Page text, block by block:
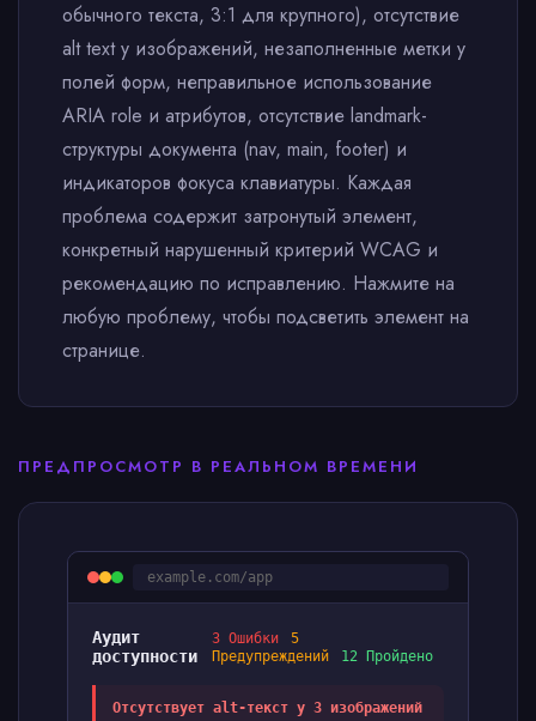
обычного текста, 3:1 для крупного), отсутствие
alt text у изображений, незаполненные метки у
полей форм, неправильное использование
ARIA role и атрибутов, отсутствие landmark-
структуры документа (nav, main, footer) и
индикаторов фокуса клавиатуры. Каждая
проблема содержит затронутый элемент,
конкретный нарушенный критерий WCAG и
рекомендацию по исправлению. Нажмите на
любую проблему, чтобы подсветить элемент на
странице.
ПРЕДПРОСМОТР В РЕАЛЬНОМ ВРЕМЕНИ
example.com/app
Аудит
доступности
3 Ошибки
5
Предупреждений
12 Пройдено
Отсутствует alt-текст у 3 изображений